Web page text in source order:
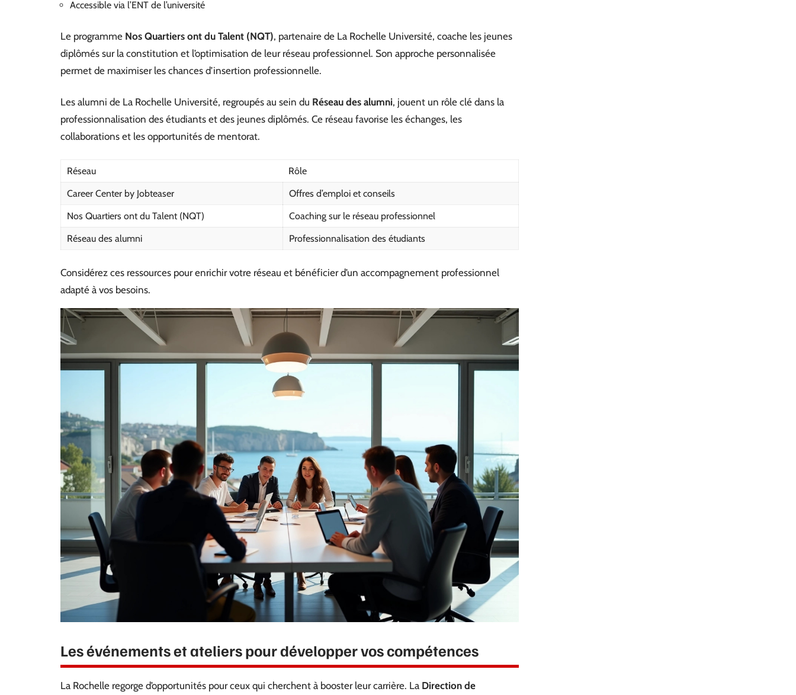
Accessible via l’ENT de l’université
Le programme Nos Quartiers ont du Talent (NQT), partenaire de La Rochelle Université, coache les jeunes
diplômés sur la constitution et l’optimisation de leur réseau professionnel. Son approche personnalisée
permet de maximiser les chances d’insertion professionnelle.
Les alumni de La Rochelle Université, regroupés au sein du Réseau des alumni, jouent un rôle clé dans la
professionnalisation des étudiants et des jeunes diplômés. Ce réseau favorise les échanges, les
collaborations et les opportunités de mentorat.
Réseau
Rôle
Career Center by Jobteaser
Offres d’emploi et conseils
Nos Quartiers ont du Talent (NQT)
Coaching sur le réseau professionnel
Réseau des alumni
Professionnalisation des étudiants
Considérez ces ressources pour enrichir votre réseau et bénéficier d’un accompagnement professionnel
adapté à vos besoins.
Les événements et ateliers pour développer vos compétences
La Rochelle regorge d’opportunités pour ceux qui cherchent à booster leur carrière. La Direction de